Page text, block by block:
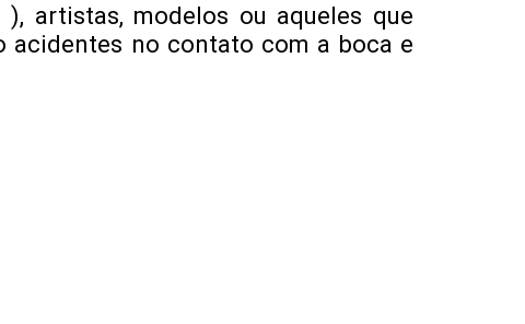
artistas, modelos ou aqueles que
acidentes no contato com a boca e